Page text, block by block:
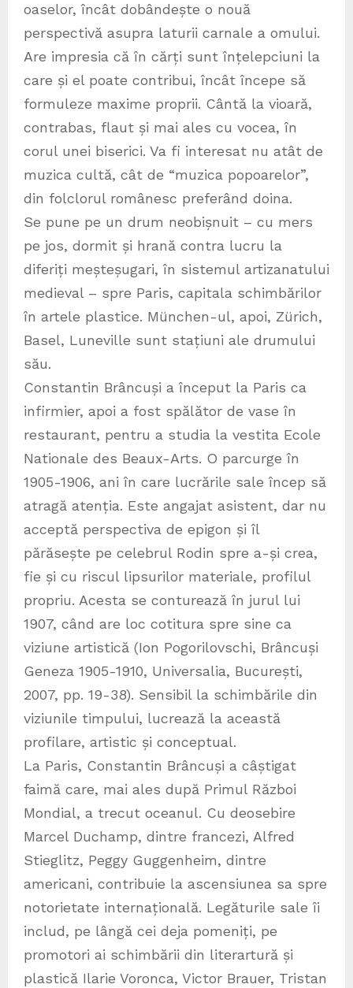
oaselor, încât dobândește o nouă
perspectivă asupra laturii carnale a omului.
Are impresia că în cărți sunt înțelepciuni la
care și el poate contribui, încât începe să
formuleze maxime proprii. Cântă la vioară,
contrabas, flaut și mai ales cu vocea, în
corul unei biserici. Va fi interesat nu atât de
muzica cultă, cât de “muzica popoarelor”,
din folclorul românesc preferând doina.
Se pune pe un drum neobișnuit – cu mers
pe jos, dormit și hrană contra lucru la
diferiți meșteșugari, în sistemul artizanatului
medieval – spre Paris, capitala schimbărilor
în artele plastice. München-ul, apoi, Zürich,
Basel, Luneville sunt stațiuni ale drumului
său.
Constantin Brâncuși a început la Paris ca
infirmier, apoi a fost spălător de vase în
restaurant, pentru a studia la vestita Ecole
Nationale des Beaux-Arts. O parcurge în
1905-1906, ani în care lucrările sale încep să
atragă atenția. Este angajat asistent, dar nu
acceptă perspectiva de epigon și îl
părăsește pe celebrul Rodin spre a-și crea,
fie și cu riscul lipsurilor materiale, profilul
propriu. Acesta se conturează în jurul lui
1907, când are loc cotitura spre sine ca
viziune artistică (Ion Pogorilovschi, Brâncuși
Geneza 1905-1910, Universalia, București,
2007, pp. 19-38). Sensibil la schimbările din
viziunile timpului, lucrează la această
profilare, artistic și conceptual.
La Paris, Constantin Brâncuși a câștigat
faimă care, mai ales după Primul Război
Mondial, a trecut oceanul. Cu deosebire
Marcel Duchamp, dintre francezi, Alfred
Stieglitz, Peggy Guggenheim, dintre
americani, contribuie la ascensiunea sa spre
notorietate internațională. Legăturile sale îi
includ, pe lângă cei deja pomeniți, pe
promotori ai schimbării din literartură și
plastică Ilarie Voronca, Victor Brauer, Tristan